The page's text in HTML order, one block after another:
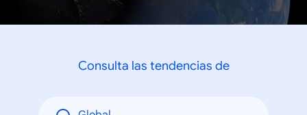
Consulta las tendencias de